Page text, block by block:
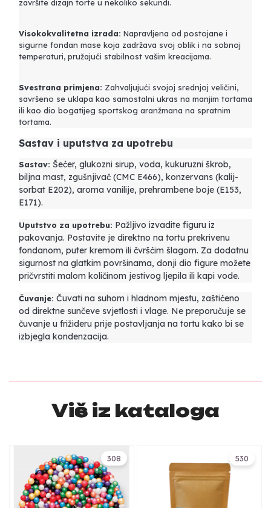
završite dizajn torte u nekoliko sekundi.
Visokokvalitetna izrada: Napravljena od postojane i
sigurne fondan mase koja zadržava svoj oblik i na sobnoj
temperaturi, pružajući stabilnost vašim kreacijama.
Svestrana primjena: Zahvaljujući svojoj srednjoj veličini,
savršeno se uklapa kao samostalni ukras na manjim tortama
ili kao dio bogatijeg sportskog aranžmana na spratnim
tortama.
Sastav i uputstva za upotrebu
Sastav: Šećer, glukozni sirup, voda, kukuruzni škrob,
biljna mast, zgušnjivač (CMC E466), konzervans (kalij-
sorbat E202), aroma vanilije, prehrambene boje (E153,
E171).
Uputstvo za upotrebu: Pažljivo izvadite figuru iz
pakovanja. Postavite je direktno na tortu prekrivenu
fondanom, puter kremom ili čvršćim šlagom. Za dodatnu
sigurnost na glatkim površinama, donji dio figure možete
pričvrstiti malom količinom jestivog ljepila ili kapi vode.
Čuvanje: Čuvati na suhom i hladnom mjestu, zaštićeno
od direktne sunčeve svjetlosti i vlage. Ne preporučuje se
čuvanje u frižideru prije postavljanja na tortu kako bi se
izbjegla kondenzacija.
Više iz kataloga
308 530